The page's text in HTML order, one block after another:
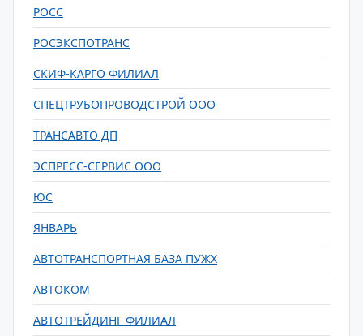
РОСС
РОСЭКСПОТРАНС
СКИФ-КАРГО ФИЛИАЛ
СПЕЦТРУБОПРОВОДСТРОЙ ООО
ТРАНСАВТО ДП
ЭСПРЕСС-СЕРВИС ООО
ЮС
ЯНВАРЬ
АВТОТРАНСПОРТНАЯ БАЗА ПУЖХ
АВТОКОМ
АВТОТРЕЙДИНГ ФИЛИАЛ